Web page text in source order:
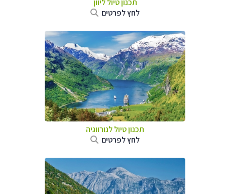
תכנון טיול ליוון
לחץ לפרטים
תכנון טיול לנורווגיה
לחץ לפרטים